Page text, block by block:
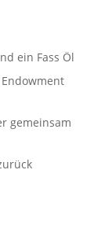
ein Fass Öl
gemeinsam